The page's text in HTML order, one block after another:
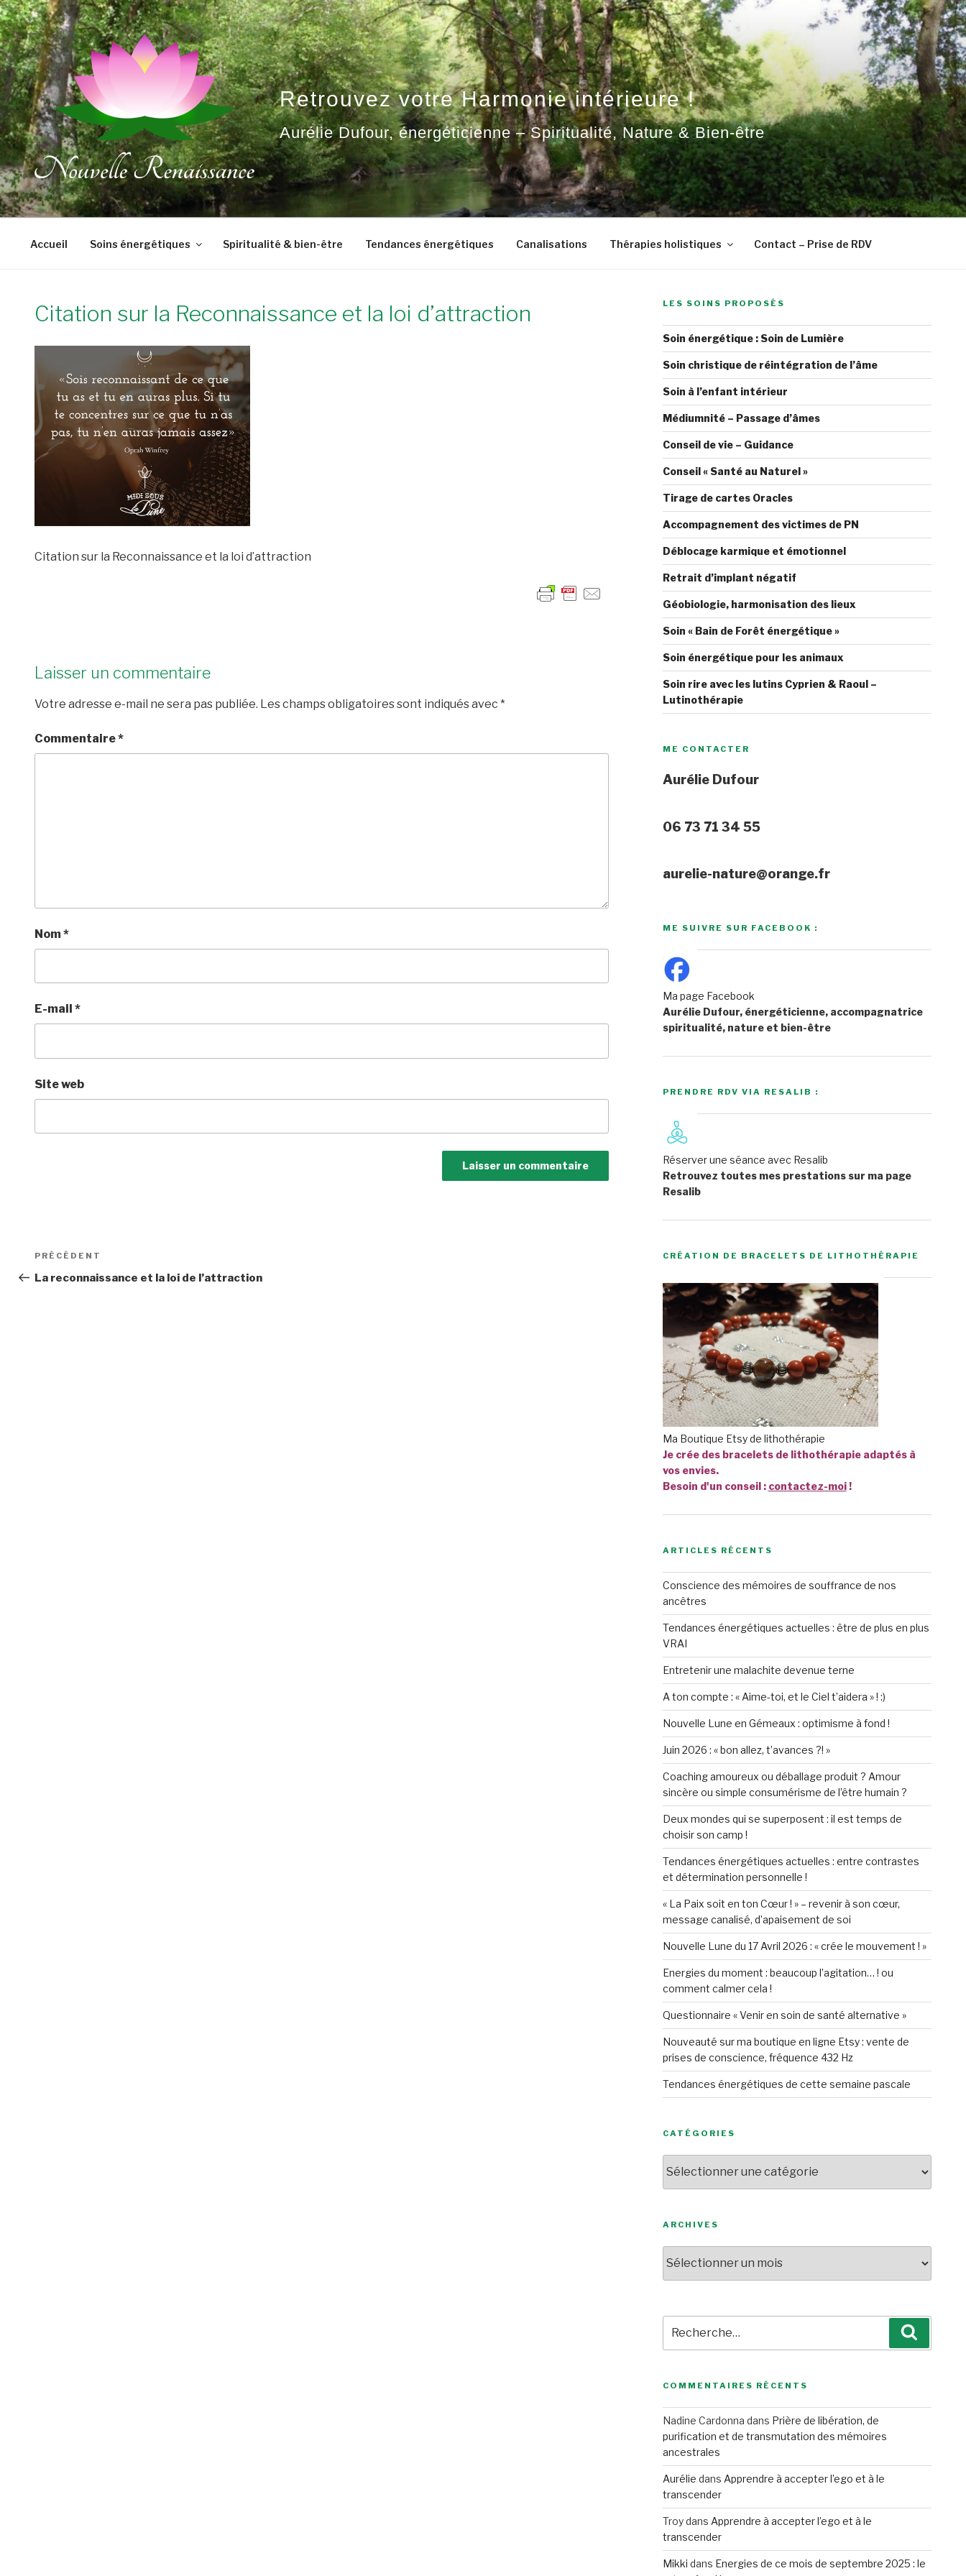
Aller
au
contenu
principal
Retrouvez votre Harmonie intérieure !
Aurélie Dufour, énergéticienne – Spiritualité, Nature & Bien-être
Accueil Soins énergétiques Spiritualité & bien-être Tendances énergétiques Canalisations Thérapies holistiques Contact – Prise de RDV
Citation sur la Reconnaissance et la loi d’attraction
Citation sur la Reconnaissance et la loi d’attraction
Laisser un commentaire
Votre adresse e-mail ne sera pas publiée. Les champs obligatoires sont indiqués avec *
Commentaire*
Nom*
E-mail *
Site web
Navigation
de
Article
précédent
PRÉCÉDENT
La reconnaissance et la loi de l’attraction
LES SOINS PROPOSÉS
Soin énergétique : Soin de Lumière
Soin christique de réintégration de l’âme
Soin à l’enfant intérieur
Médiumnité – Passage d’âmes
Conseil de vie – Guidance
Conseil « Santé au Naturel »
Tirage de cartes Oracles
Accompagnement des victimes de PN
Déblocage karmique et émotionnel
Retrait d’implant négatif
Géobiologie, harmonisation des lieux
Soin « Bain de Forêt énergétique »
Soin énergétique pour les animaux
Soin rire avec les lutins Cyprien & Raoul –
Lutinothérapie
ME CONTACTER
Aurélie Dufour
06 73 71 34 55
aurelie-nature@orange.fr
ME SUIVRE SUR FACEBOOK :
Ma page Facebook
Aurélie Dufour, énergéticienne, accompagnatrice
spiritualité, nature et bien-être
PRENDRE RDV VIA RESALIB :
Réserver une séance avec Resalib
Retrouvez toutes mes prestations sur ma page
Resalib
CRÉATION DE BRACELETS DE LITHOTHÉRAPIE
Ma Boutique Etsy de lithothérapie
Je crée des bracelets de lithothérapie adaptés à
vos envies.
Besoin d'un conseil : contactez-moi!
ARTICLES RÉCENTS
Conscience des mémoires de souffrance de nos
ancêtres
Tendances énergétiques actuelles : être de plus en plus
VRAI
Entretenir une malachite devenue terne
A ton compte : « Aime-toi, et le Ciel t’aidera » ! :)
Nouvelle Lune en Gémeaux : optimisme à fond !
Juin 2026 : « bon allez, t’avances ?! »
Coaching amoureux ou déballage produit ? Amour
sincère ou simple consumérisme de l’être humain ?
Deux mondes qui se superposent : il est temps de
choisir son camp !
Tendances énergétiques actuelles : entre contrastes
et détermination personnelle !
« La Paix soit en ton Cœur ! » – revenir à son cœur,
message canalisé, d’apaisement de soi
Nouvelle Lune du 17 Avril 2026 : « crée le mouvement ! »
Energies du moment : beaucoup l’agitation… ! ou
comment calmer cela !
Questionnaire « Venir en soin de santé alternative »
Nouveauté sur ma boutique en ligne Etsy : vente de
prises de conscience, fréquence 432 Hz
Tendances énergétiques de cette semaine pascale
CATÉGORIES
ARCHIVES
pour
:
COMMENTAIRES RÉCENTS
Nadine Cardonna dans Prière de libération, de
purification et de transmutation des mémoires
ancestrales
Aurélie dans Apprendre à accepter l’ego et à le
transcender
Troydans Apprendre à accepter l’ego et à le
transcender
Mikki dans Energies de ce mois de septembre 2025 : le